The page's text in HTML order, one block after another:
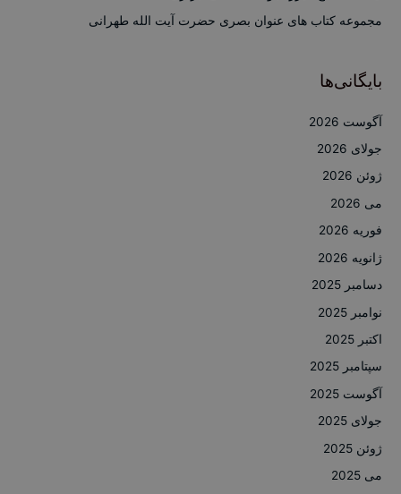
مجموعه کتاب های عنوان بصری حضرت آیت الله طهرانی
بایگانی‌ها
آگوست 2026
جولای 2026
ژوئن 2026
می 2026
فوریه 2026
ژانویه 2026
دسامبر 2025
نوامبر 2025
اکتبر 2025
سپتامبر 2025
آگوست 2025
جولای 2025
ژوئن 2025
می 2025